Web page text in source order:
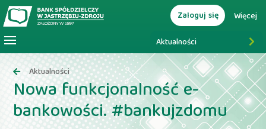
Aktualności
Zaloguj się Więcej
Aktualności
Nowa funkcjonalność e-
bankowości. #bankujzdomu